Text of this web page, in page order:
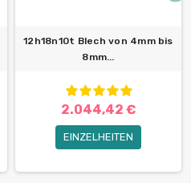
12h18n10t Blech von 4mm bis
8mm...
2.044,42 €
EINZELHEITEN